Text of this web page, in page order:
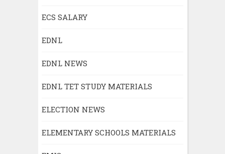
ECS SALARY
EDNL
EDNL NEWS
EDNL TET STUDY MATERIALS
ELECTION NEWS
ELEMENTARY SCHOOLS MATERIALS